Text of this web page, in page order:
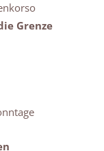
Grenze